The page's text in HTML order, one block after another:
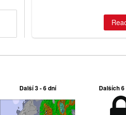
where are the best odds?
Další 3 - 6 dní Dalších 6